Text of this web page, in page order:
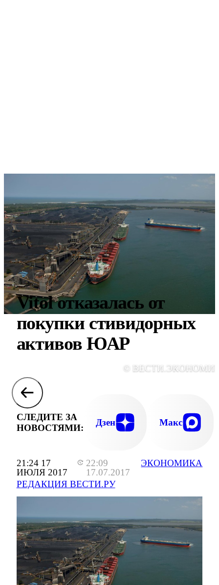
21:24 17
ИЮЛЯ 2017
22:09
17.07.2017
РЕДАКЦИЯ ВЕСТИ.РУ
ЭКОНОМИКА
Vitol отказалась от
покупки стивидорных
активов ЮАР
©
СЛЕДИТЕ ЗА
НОВОСТЯМИ:
Дзен Макс